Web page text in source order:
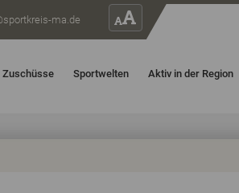
ma.de
Zuschüsse Sportwelten Aktiv in der Region